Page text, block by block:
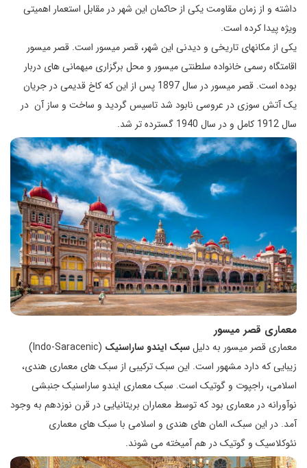
داشته و از زمان مقاومت یکی از حاکمان این شهر در مقابل استعمار اهمیتی
ویژه پیدا کرده است.
یکی از مکانهای تاریخی و دیدنی این شهر، قصر میسور است. قصر میسور
اقامتگاه رسمی خانواده سلطنتی میسور و محل برگزاری میهمانی های دربار
بوده است. قصر میسور در سال 1897 پس از این که کاخ قدیمی در جریان
یک آتش سوزی در عروسی نابود شد تاسیس گردید و ساخت و ساز آن در
سال 1912 کامل و در سال 1940 گسترده تر شد.
معماری قصر میسور
معماری قصر میسور به دلیلسبک ایندو ساراسنیک
(Indo-Saracenic)
زیبایی که دارد مشهور است. این سبک ترکیبی از سبک های معماری هندی،
اسلامی، راجپوت و گوتیک است. سبک معماری ایندو ساراسنیک جنبشی
نوآورانه در معماری بود که توسط معماران بریتانیایی در قرن نوزدهم به وجود
آمد. در این سبک، المان های هندی و اسلامی با سبک های معماری
نئوکلاسیک و گوتیک در هم آمیخته می شوند.